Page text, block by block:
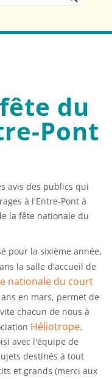
du
Pont
avis des publics qui
à l'Entre-Pont à
la fête nationale du
pour la sixième année,
la salle d'accueil de
nationale du court
en mars, permet de
chacun de nous à
Héliotrope.
avec l'équipe de
destinés à tout
et grands (merci aux